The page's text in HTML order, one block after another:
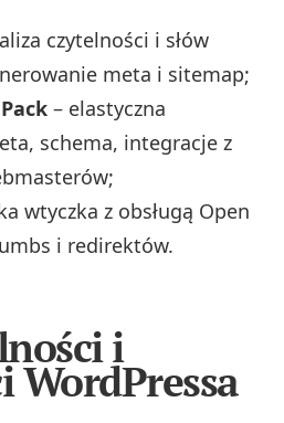
czytelności i słów
meta i sitemap;
– elastyczna
schema, integracje z
wtyczka z obsługą Open
i redirektów.
i
WordPressa